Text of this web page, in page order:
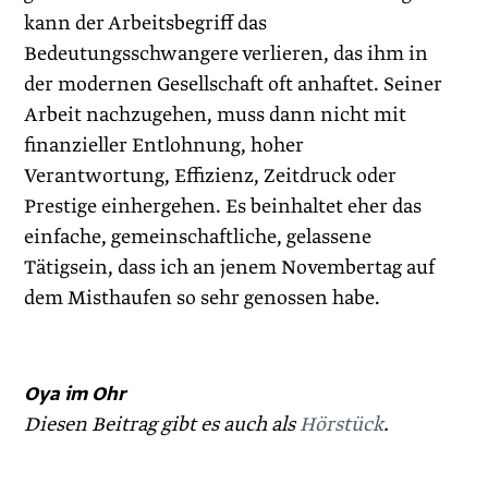
kann der Arbeitsbegriff das
Bedeutungsschwangere verlieren, das ihm in
der modernen Gesellschaft oft anhaftet. Seiner
Arbeit nachzugehen, muss dann nicht mit
finanzieller Entlohnung, hoher
Verantwortung, Effizienz, Zeitdruck oder
Prestige einhergehen. Es beinhaltet eher das
einfache, gemeinschaftliche, gelassene
Tätigsein, dass ich an jenem Novembertag auf
dem Misthaufen so sehr genossen habe.
Oya im Ohr
Diesen Beitrag gibt es auch alsHörstück.